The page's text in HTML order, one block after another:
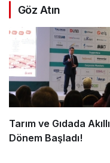
Göz Atın
Tarım ve Gıdada Akıllı
Dönem Başladı!